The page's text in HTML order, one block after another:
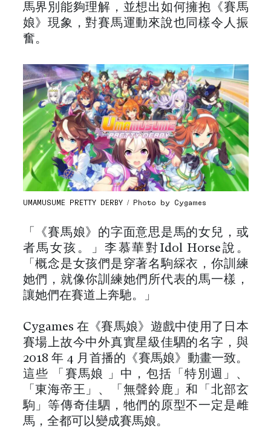
馬界別能夠理解，並想出如何擁抱《賽馬
娘》現象，對賽馬運動來說也同樣令人振
奮。
UMAMUSUME PRETTY DERBY / Photo by Cygames
「《賽馬娘》的字面意思是馬的女兒，或
者馬女孩。」李慕華對Idol Horse說。
「概念是女孩們是穿著名駒綵衣，你訓練
她們，就像你訓練她們所代表的馬一樣，
讓她們在賽道上奔馳。」
Cygames 在《賽馬娘》遊戲中使用了日本
賽場上故今中外真實星級佳駟的名字，與
2018 年 4 月首播的《賽馬娘》動畫一致。
這些 「賽馬娘 」中，包括「特別週」、
「東海帝王」、「無聲鈴鹿」和「北部玄
駒」等傳奇佳駟，牠們的原型不一定是雌
馬，全都可以變成賽馬娘。